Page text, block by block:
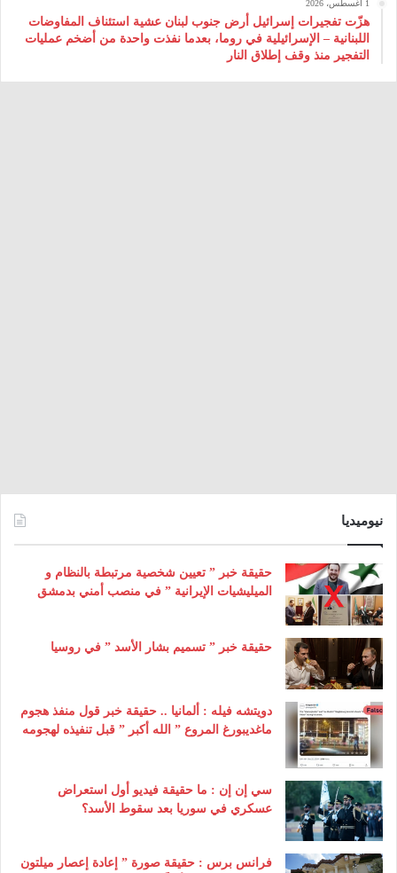
1 أغسطس، 2026
هزّت تفجيرات إسرائيل أرض جنوب لبنان عشية استئناف المفاوضات
اللبنانية – الإسرائيلية في روما، بعدما نفذت واحدة من أضخم عمليات
التفجير منذ وقف إطلاق النار
نيوميديا
حقيقة خبر ” تعيين شخصية مرتبطة بالنظام و
الميليشيات الإيرانية ” في منصب أمني بدمشق
حقيقة خبر ” تسميم بشار الأسد ” في روسيا
دويتشه فيله : ألمانيا .. حقيقة خبر قول منفذ هجوم
ماغديبورغ المروع ” الله أكبر ” قبل تنفيذه لهجومه
سي إن إن : ما حقيقة فيديو أول استعراض
عسكري في سوريا بعد سقوط الأسد؟
فرانس برس : حقيقة صورة ” إعادة إعصار ميلتون